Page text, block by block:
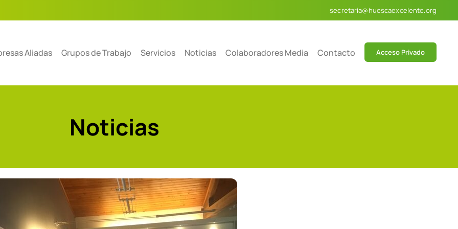
secretaria@huescaexcelente.org
Aliadas Grupos de Trabajo Servicios Noticias Colaboradores Media Contacto Acceso Privado
Noticias